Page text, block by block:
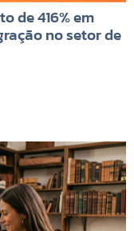
de 416% em
no setor de